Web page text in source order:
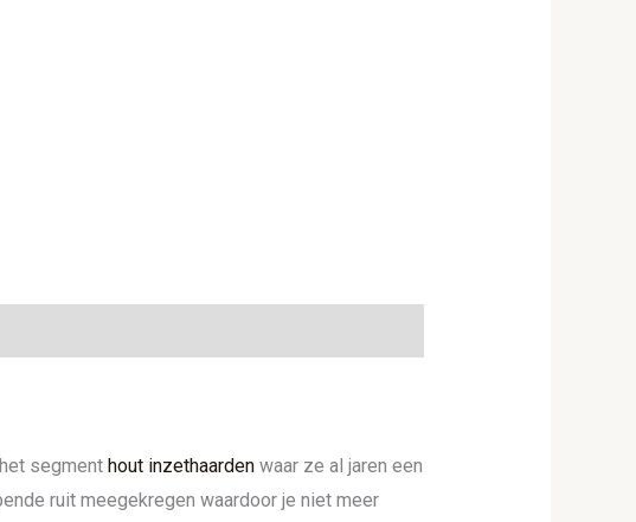
segment hout inzethaardenwaar ze al jaren een
ruit meegekregen waardoor je niet meer